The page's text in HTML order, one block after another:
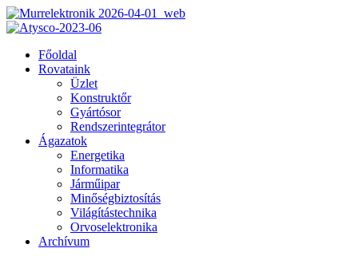
Főoldal
Rovataink
Üzlet
Konstruktőr
Gyártósor
Rendszerintegrátor
Ágazatok
Energetika
Informatika
Járműipar
Minőségbiztosítás
Világítástechnika
Orvoselektronika
Archívum